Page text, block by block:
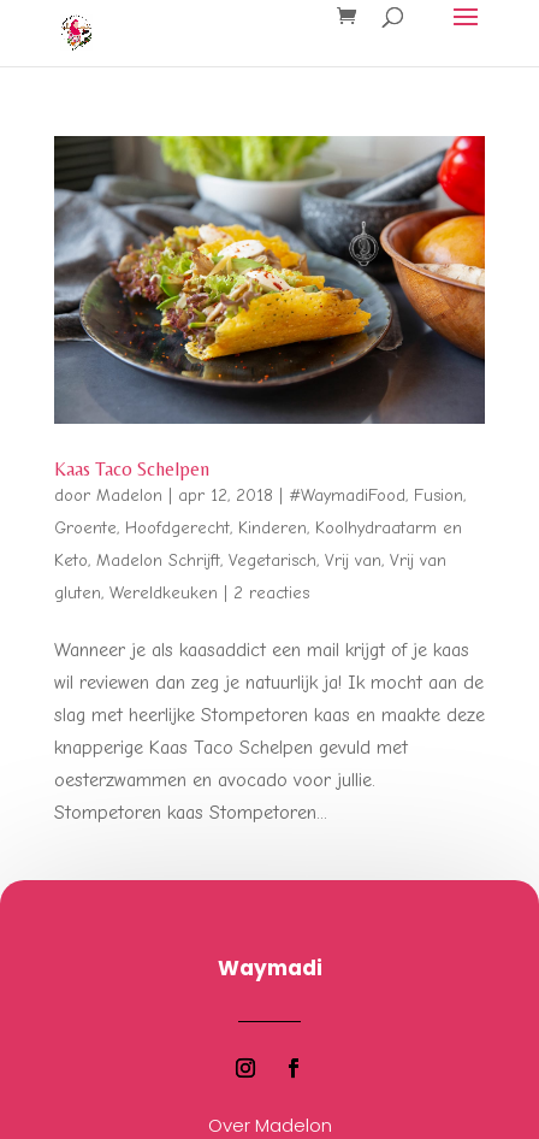
Kaas Taco Schelpen
door Madelon apr 12, 2018 #WaymadiFood, Fusion,
Groente, Hoofdgerecht, Kinderen, Koolhydraatarm en
Keto, Madelon Schrijft, Vegetarisch, Vrij van, Vrij van
gluten, Wereldkeuken 2 reacties
Wanneer je als kaasaddict een mail krijgt of je kaas
wil reviewen dan zeg je natuurlijk ja! Ik mocht aan de
slag met heerlijke Stompetoren kaas en maakte deze
knapperige Kaas Taco Schelpen gevuld met
oesterzwammen en avocado voor jullie.
Stompetoren kaas Stompetoren...
Waymadi
Over Madelon